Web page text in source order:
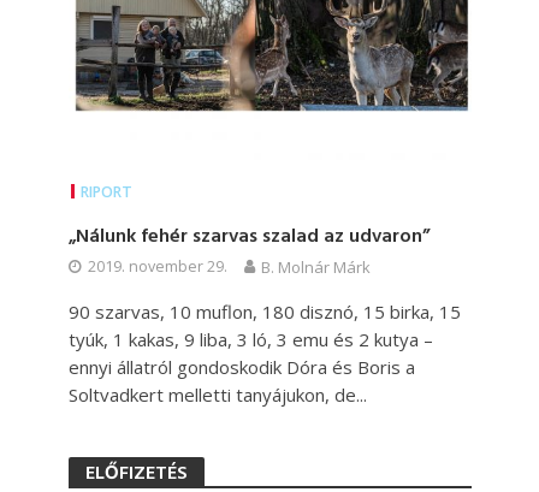
RIPORT
„Nálunk fehér szarvas szalad az udvaron”
2019. november 29. B. Molnár Márk
90 szarvas, 10 muflon, 180 disznó, 15 birka, 15
tyúk, 1 kakas, 9 liba, 3 ló, 3 emu és 2 kutya –
ennyi állatról gondoskodik Dóra és Boris a
Soltvadkert melletti tanyájukon, de...
ELŐFIZETÉS